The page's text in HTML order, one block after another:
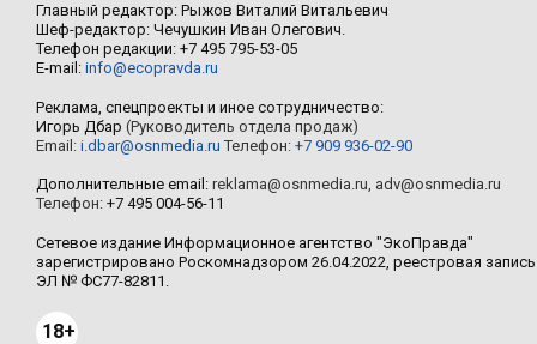
Главный редактор: Рыжов Виталий Витальевич
Шеф-редактор: Чечушкин Иван Олегович.
Телефон редакции: +7 495 795-53-05
E-mail: info@ecopravda.ru
Реклама, спецпроекты и иное сотрудничество:
Игорь Дбар (Руководитель отдела продаж)
Email: i.dbar@osnmedia.ru Телефон: +7 909 936-02-90
Дополнительные email: reklama@osnmedia.ru, adv@osnmedia.ru
Телефон: +7 495 004-56-11
Сетевое издание Информационное агентство "ЭкоПравда"
зарегистрировано Роскомнадзором 26.04.2022, реестровая запись
ЭЛ № ФС77-82811.
18+